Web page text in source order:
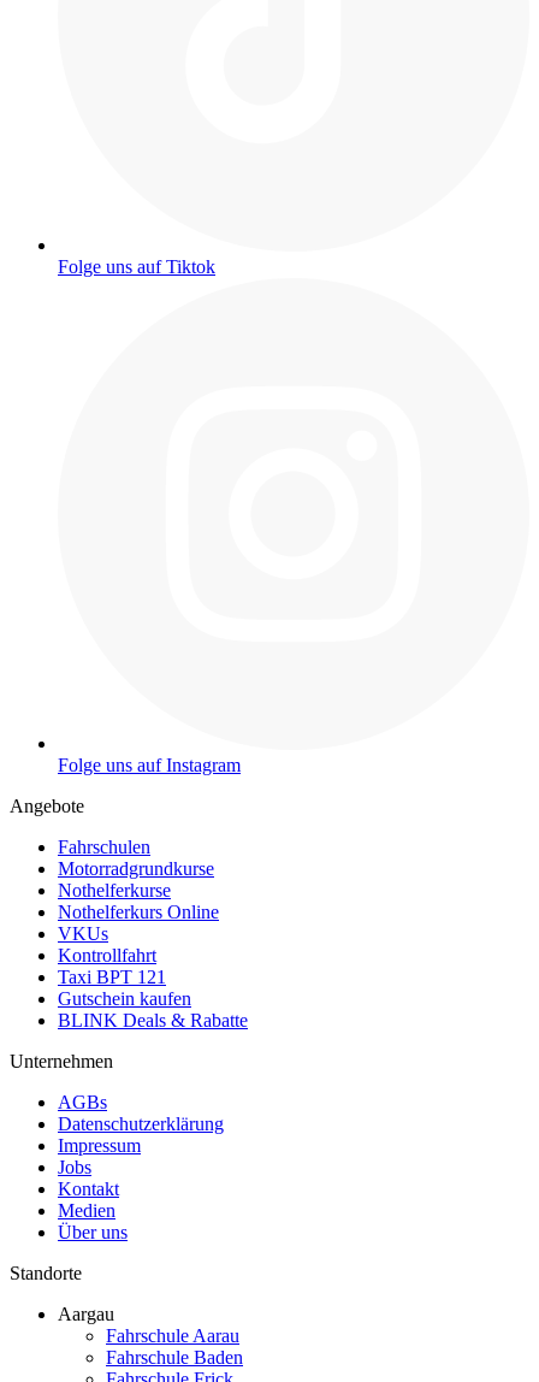
Folge uns auf Tiktok
Folge uns auf Instagram
Angebote
Fahrschulen
Motorradgrundkurse
Nothelferkurse
Nothelferkurs Online
VKUs
Kontrollfahrt
Taxi BPT 121
Gutschein kaufen
BLINK Deals & Rabatte
Unternehmen
AGBs
Datenschutzerklärung
Impressum
Jobs
Kontakt
Medien
Über uns
Standorte
Aargau
Fahrschule Aarau
Fahrschule Baden